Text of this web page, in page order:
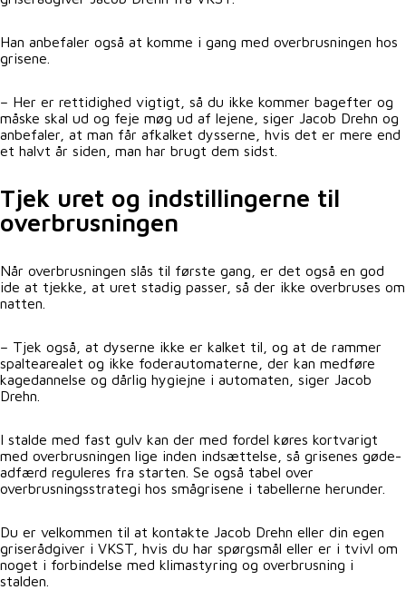
Han anbefaler også at komme i gang med overbrusningen hos
grisene.
– Her er rettidighed vigtigt, så du ikke kommer bagefter og
måske skal ud og feje møg ud af lejene, siger Jacob Drehn og
anbefaler, at man får afkalket dysserne, hvis det er mere end
et halvt år siden, man har brugt dem sidst.
Tjek uret og indstillingerne til
overbrusningen
Når overbrusningen slås til første gang, er det også en god
ide at tjekke, at uret stadig passer, så der ikke overbruses om
natten.
– Tjek også, at dyserne ikke er kalket til, og at de rammer
spaltearealet og ikke foderautomaterne, der kan medføre
kagedannelse og dårlig hygiejne i automaten, siger Jacob
Drehn.
I stalde med fast gulv kan der med fordel køres kortvarigt
med overbrusningen lige inden indsættelse, så grisenes gøde-
adfærd reguleres fra starten. Se også tabel over
overbrusningsstrategi hos smågrisene i tabellerne herunder.
Du er velkommen til at kontakte Jacob Drehn eller din egen
griserådgiver i VKST, hvis du har spørgsmål eller er i tvivl om
noget i forbindelse med klimastyring og overbrusning i
stalden.